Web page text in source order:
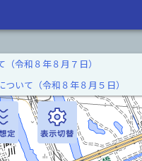
令和８年８月７日）
いて（令和８年８月５日）